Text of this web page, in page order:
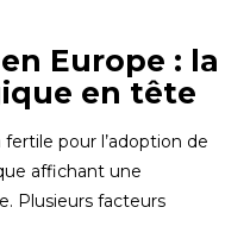
en Europe : la
en tête
pour l’adoption de
affichant une
Plusieurs facteurs